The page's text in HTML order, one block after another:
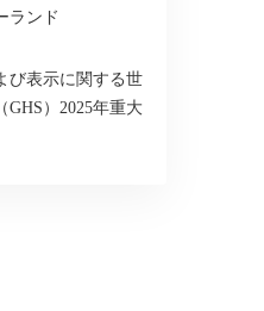
ランド
び表示に関する世
GHS）2025年重大